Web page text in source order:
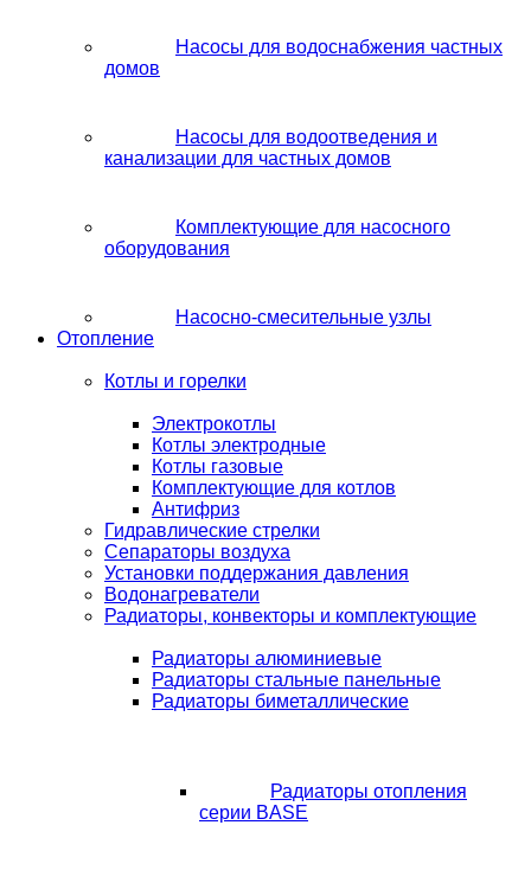
Насосы для водоснабжения частных
домов
Насосы для водоотведения и
канализации для частных домов
Комплектующие для насосного
оборудования
Насосно-смесительные узлы
Отопление
Котлы и горелки
Электрокотлы
Котлы электродные
Котлы газовые
Комплектующие для котлов
Антифриз
Гидравлические стрелки
Сепараторы воздуха
Установки поддержания давления
Водонагреватели
Радиаторы, конвекторы и комплектующие
Радиаторы алюминиевые
Радиаторы стальные панельные
Радиаторы биметаллические
Радиаторы отопления
серии BASE